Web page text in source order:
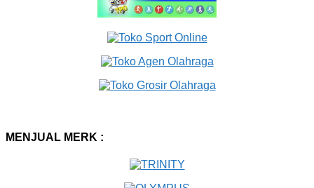
MENJUAL MERK :